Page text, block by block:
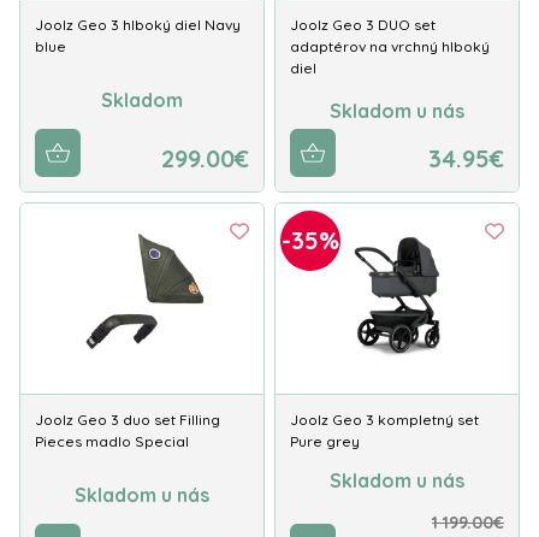
Joolz Geo 3 hlboký diel Navy
blue
Skladom
299.00€
Joolz Geo 3 DUO set
adaptérov na vrchný hlboký
diel
Skladom u nás
34.95€
Joolz Geo 3 duo set Filling
Pieces madlo Special
Skladom u nás
-35%
Joolz Geo 3 kompletný set
Pure grey
Skladom u nás
1 199.00€